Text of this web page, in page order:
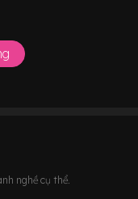
nghề cụ thể.